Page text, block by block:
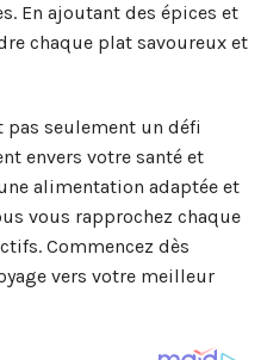
En ajoutant des épices et
chaque plat savoureux et
pas seulement un défi
envers votre santé et
alimentation adaptée et
vous rapprochez chaque
Commencez dès
vers votre meilleur